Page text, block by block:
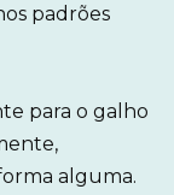
padrões
para o galho
alguma.